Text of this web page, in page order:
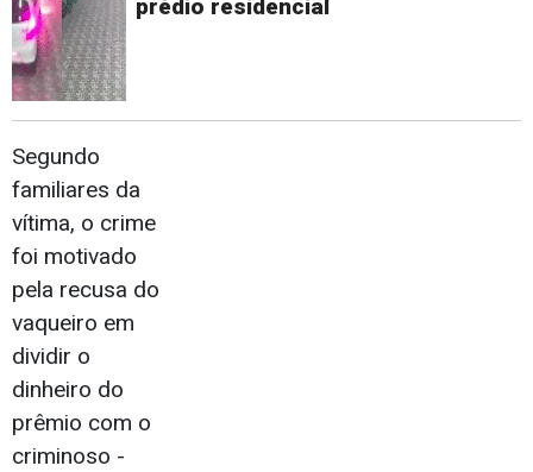
prédio residencial
Segundo
familiares da
vítima, o crime
foi motivado
pela recusa do
vaqueiro em
dividir o
dinheiro do
prêmio com o
criminoso -